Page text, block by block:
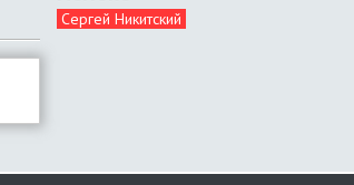
Сергей Никитский